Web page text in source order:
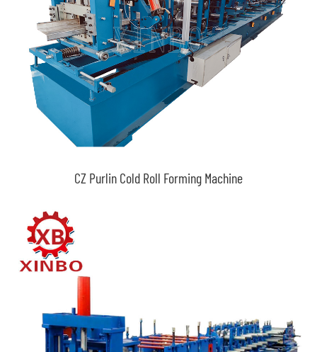
CZ Purlin Cold Roll Forming Machine